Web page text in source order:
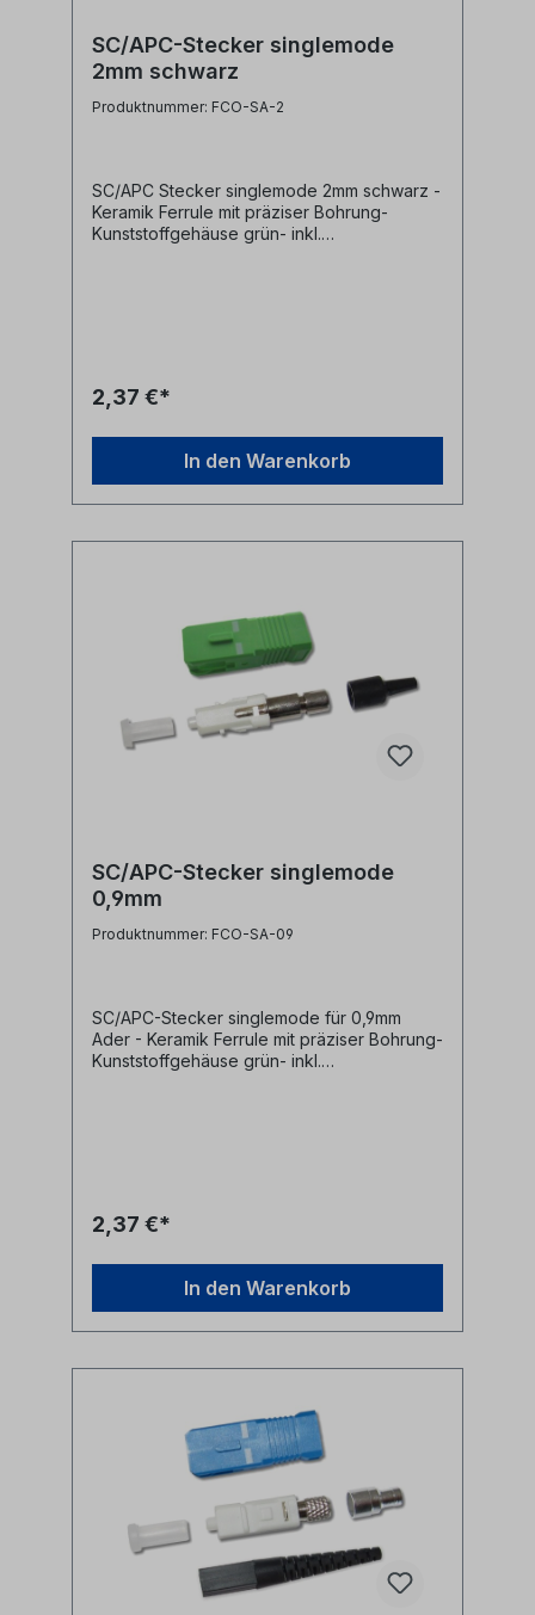
SC/APC-Stecker singlemode
2mm schwarz
Produktnummer: FCO-SA-2
SC/APC Stecker singlemode 2mm schwarz -
Keramik Ferrule mit präziser Bohrung-
Kunststoffgehäuse grün- inkl.
2,37 €*
In den Warenkorb
SC/APC-Stecker singlemode
0,9mm
Produktnummer: FCO-SA-09
SC/APC-Stecker singlemode für 0,9mm
Ader - Keramik Ferrule mit präziser Bohrung-
Kunststoffgehäuse grün- inkl.
2,37 €*
In den Warenkorb